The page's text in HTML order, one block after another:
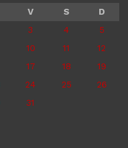
V S
D
3 4
5
10 11
12
17 18
19
24 25
26
31